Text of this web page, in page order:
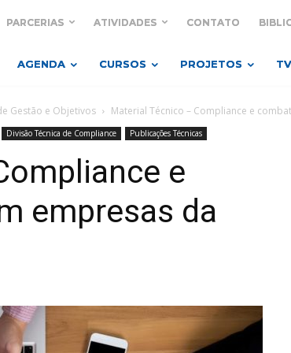
PARCERIAS ATIVIDADES CONTATO
AGENDA CURSOS PROJETOS
Gestão e Objetivos Material Técnico – Compliance e
Divisão Técnica de Compliance Publicações Técnicas
e
empresas da